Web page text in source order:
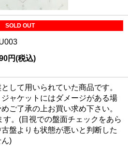
SOLD OUT
円(税込)
して用いられていた商品です。
ャケットにはダメージがある場
ご了承の上お買い求め下さい。
。(目視での盤面チェックをあら
盤よりも状態が悪いと判断した
ん)